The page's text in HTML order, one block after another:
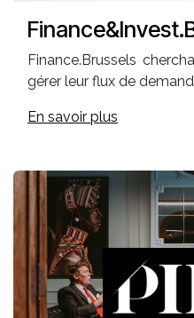
Finance.Brussels
gérer leur flux de
En savoir plus